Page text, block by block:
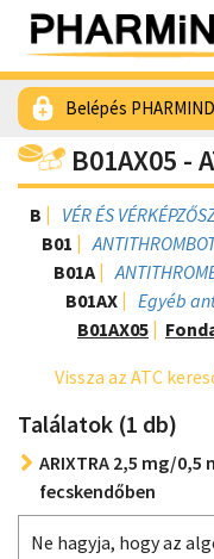
Belépés
B01AX05 -
B
VÉR ÉS
B01
B01A
B01AX
Egyéb
B01AX05
Vissza az ATC
Találatok (1 db)
ARIXTRA 2,5 mg/
fecskendőben
Ne hagyja, hogy az